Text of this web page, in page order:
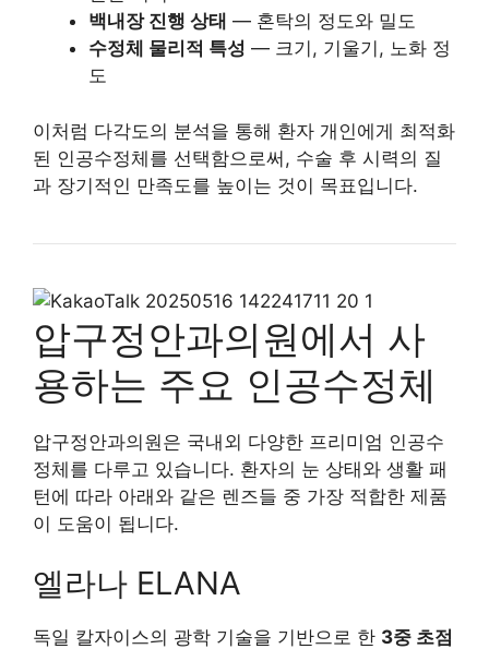
백내장 진행 상태 — 혼탁의 정도와 밀도
수정체 물리적 특성 — 크기, 기울기, 노화 정
도
이처럼 다각도의 분석을 통해 환자 개인에게 최적화
된 인공수정체를 선택함으로써, 수술 후 시력의 질
과 장기적인 만족도를 높이는 것이 목표입니다.
압구정안과의원에서 사
용하는 주요 인공수정체
압구정안과의원은 국내외 다양한 프리미엄 인공수
정체를 다루고 있습니다. 환자의 눈 상태와 생활 패
턴에 따라 아래와 같은 렌즈들 중 가장 적합한 제품
이 도움이 됩니다.
엘라나 ELANA
독일 칼자이스의 광학 기술을 기반으로 한 3중 초점